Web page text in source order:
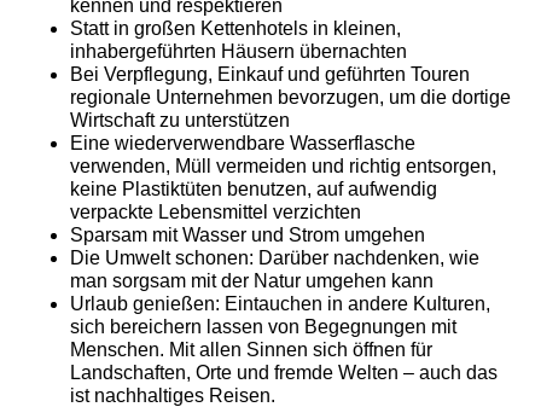
kennen und respektieren
Statt in großen Kettenhotels in kleinen,
inhabergeführten Häusern übernachten
Bei Verpflegung, Einkauf und geführten Touren
regionale Unternehmen bevorzugen, um die dortige
Wirtschaft zu unterstützen
Eine wiederverwendbare Wasserflasche
verwenden, Müll vermeiden und richtig entsorgen,
keine Plastiktüten benutzen, auf aufwendig
verpackte Lebensmittel verzichten
Sparsam mit Wasser und Strom umgehen
Die Umwelt schonen: Darüber nachdenken, wie
man sorgsam mit der Natur umgehen kann
Urlaub genießen: Eintauchen in andere Kulturen,
sich bereichern lassen von Begegnungen mit
Menschen. Mit allen Sinnen sich öffnen für
Landschaften, Orte und fremde Welten – auch das
ist nachhaltiges Reisen.